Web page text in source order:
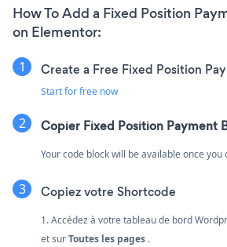
How To Add a Fixed Position
on Elementor:
Create a Free Fixed Position
Start for free now
Copier Fixed Position Payment
Your code block will be available once
Copiez votre Shortcode
1. Accédez à votre tableau de bord
et surToutes les pages .